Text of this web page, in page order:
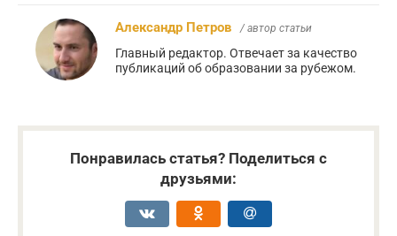
Александр Петров / автор статьи
Главный редактор. Отвечает за качество
публикаций об образовании за рубежом.
Понравилась статья? Поделиться с
друзьями: